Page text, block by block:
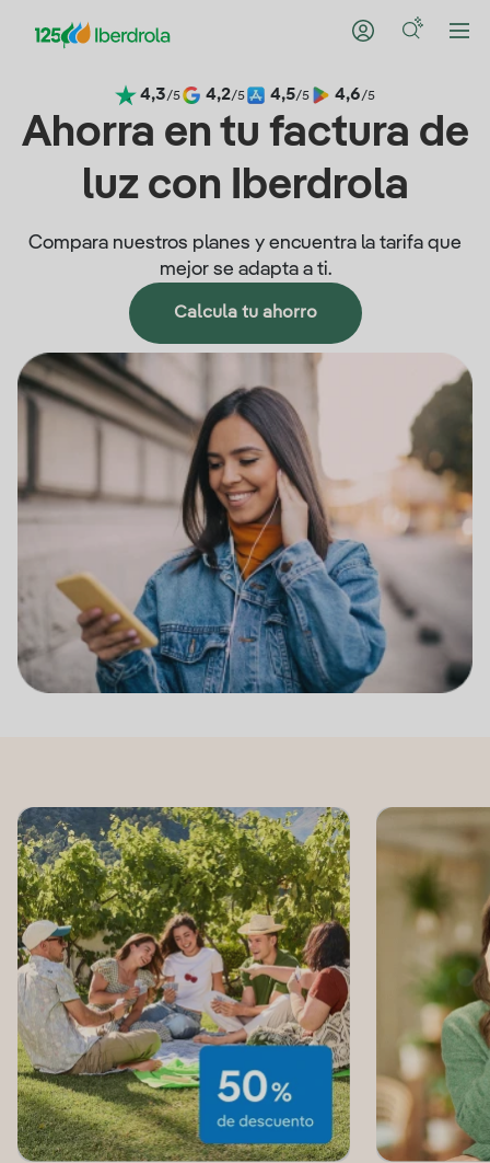
4,3/5 4,2/5 4,5/5 4,6/5
Ahorra en tu factura de
luz con Iberdrola
Compara nuestros planes y encuentra la tarifa que
mejor se adapta a ti.
Calcula tu ahorro